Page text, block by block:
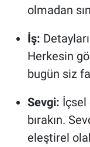
olmadan
İş:
Herkesin
bugün siz
Sevgi: İçsel
bırakın.
eleştirel